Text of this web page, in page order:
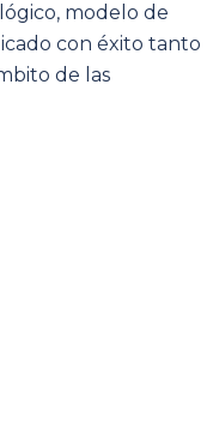
modelo de
con éxito tanto
de las